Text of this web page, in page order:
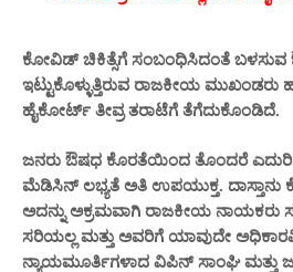
ಕೋವಿಡ್‌ ಚಿಕಿತ್ಸೆಗೆ ಸಂಬಂಧಿಸಿದಂತೆ ಬಳಸುವ
ಇಟ್ಟುಕೊಳ್ಳುತ್ತಿರುವ ರಾಜಕೀಯ ಮುಖಂಡರು
ಹೈಕೋರ್ಟ್‌ ತೀವ್ರ ತರಾಟೆಗೆ ತೆಗೆದುಕೊಂಡಿದೆ.
ಜನರು ಔಷಧ ಕೊರತೆಯಿಂದ ತೊಂದರೆ
ಮೆಡಿಸಿನ್ ಲಭ್ಯತೆ ಅತಿ ಉಪಯುಕ್ತ.
ಅದನ್ನು ಅಕ್ರಮವಾಗಿ ರಾಜಕೀಯ ನಾಯಕರು
ಸರಿಯಲ್ಲ ಮತ್ತು ಅವರಿಗೆ ಯಾವುದೇ
ನ್ಯಾಯಮೂರ್ತಿಗಳಾದ ವಿಪಿನ್‌ ಸಾಂಘಿ ಮತ್ತು